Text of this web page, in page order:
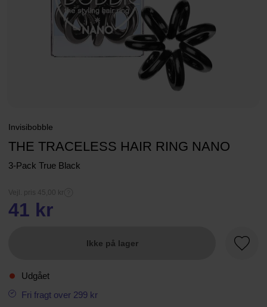
Invisibobble
THE TRACELESS HAIR RING NANO
3-Pack True Black
Vejl. pris 45,00 kr
41 kr
Ikke på lager
Udgået
Fri fragt over 299 kr